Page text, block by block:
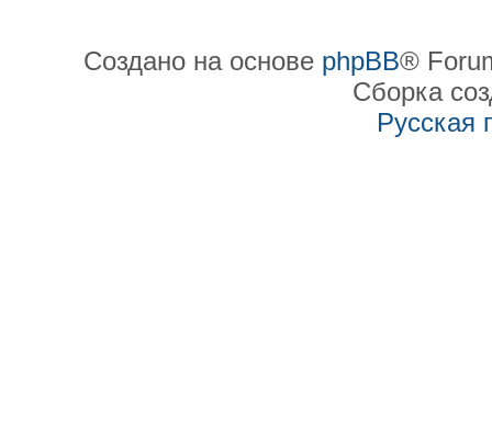
Создано на основе phpBB®
Сборка
Русская